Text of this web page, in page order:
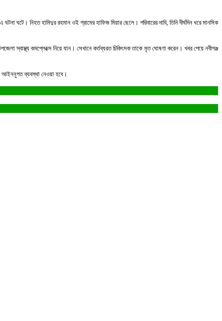
ঘটে। নিহত হামিদুর রহমান ওই গ্রামের হাফিজ মিয়ার ছেলে। পরিবারের দাবি, তিনি দীর্ঘদিন ধরে মানসিক
স্বাস্থ্য কমপ্লেক্সে নিয়ে যান। সেখানে কর্তব্যরত চিকিৎসক তাকে মৃত ঘোষণা করেন। খবর পেয়ে নবীগঞ্জ
আইননুগত ব্যবস্থা নেওয়া হবে।